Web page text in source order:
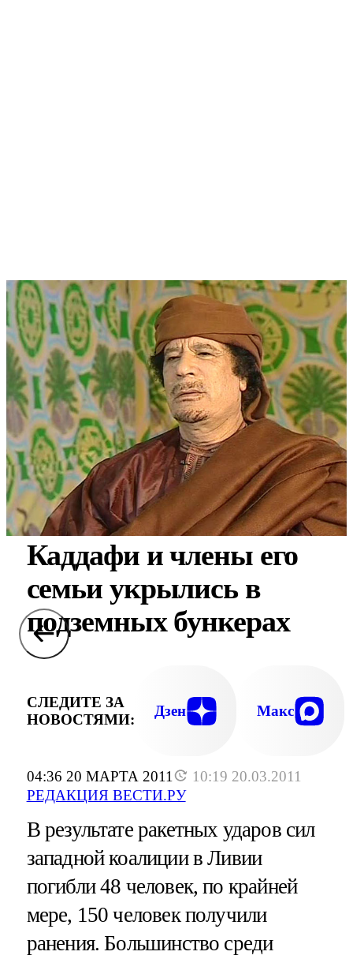
04:36 20 МАРТА 2011
10:19 20.03.2011
РЕДАКЦИЯ ВЕСТИ.РУ
Каддафи и члены его
семьи укрылись в
подземных бункерах
СЛЕДИТЕ ЗА
НОВОСТЯМИ:
Дзен Макс
В результате ракетных ударов сил
западной коалиции в Ливии
погибли 48 человек, по крайней
мере, 150 человек получили
ранения. Большинство среди